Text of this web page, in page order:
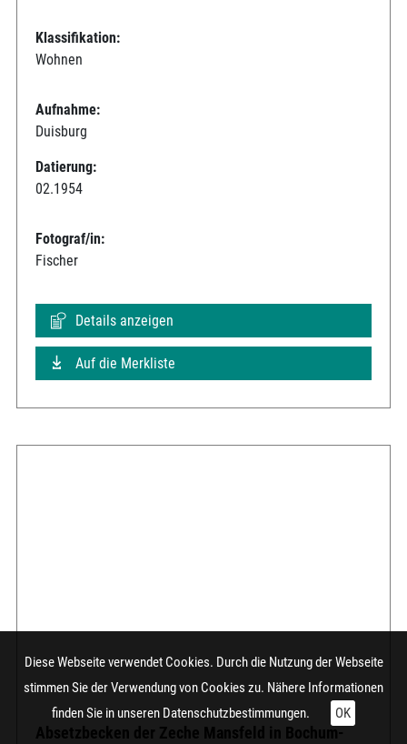
Klassifikation:
Wohnen
Aufnahme:
Duisburg
Datierung:
02.1954
Fotograf/in:
Fischer
Details anzeigen
Auf die Merkliste
Absetzbecken der Zeche Mansfeld in Bochum-
Diese Webseite verwendet Cookies. Durch die Nutzung der Webseite
stimmen Sie der Verwendung von Cookies zu. Nähere Informationen
finden Sie in unseren Datenschutzbestimmungen. OK